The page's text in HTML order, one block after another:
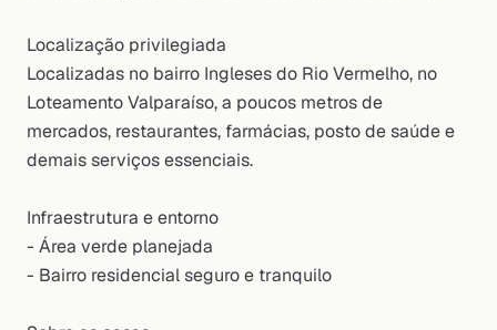
Localização privilegiada
Localizadas no bairro Ingleses do Rio Vermelho, no
Loteamento Valparaíso, a poucos metros de
mercados, restaurantes, farmácias, posto de saúde e
demais serviços essenciais.
Infraestrutura e entorno
- Área verde planejada
- Bairro residencial seguro e tranquilo